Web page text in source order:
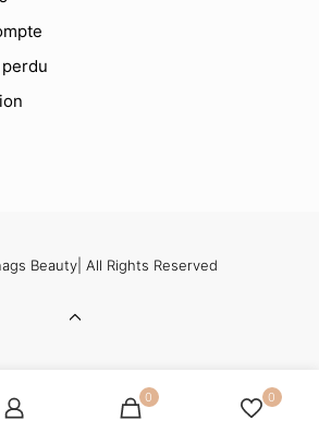
Beauty| All Rights Reserved
0 0